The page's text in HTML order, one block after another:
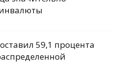
59,1 процента